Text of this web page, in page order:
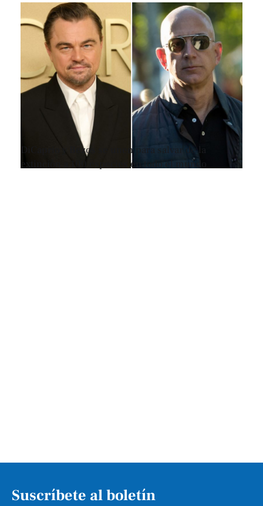
DiCaprio y Bezos se unen para salvar de la
extinción a 100 especies en todo el mundo
Suscríbete al boletín